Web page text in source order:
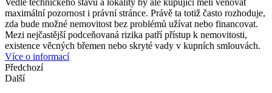
Vedle technického stavu a lokality by ale kupující měli věnovat
maximální pozornost i právní stránce. Právě ta totiž často rozhoduje,
zda bude možné nemovitost bez problémů užívat nebo financovat.
Mezi nejčastější podceňovaná rizika patří přístup k nemovitosti,
existence věcných břemen nebo skryté vady v kupních smlouvách.
Více o informací
Předchozí
Další